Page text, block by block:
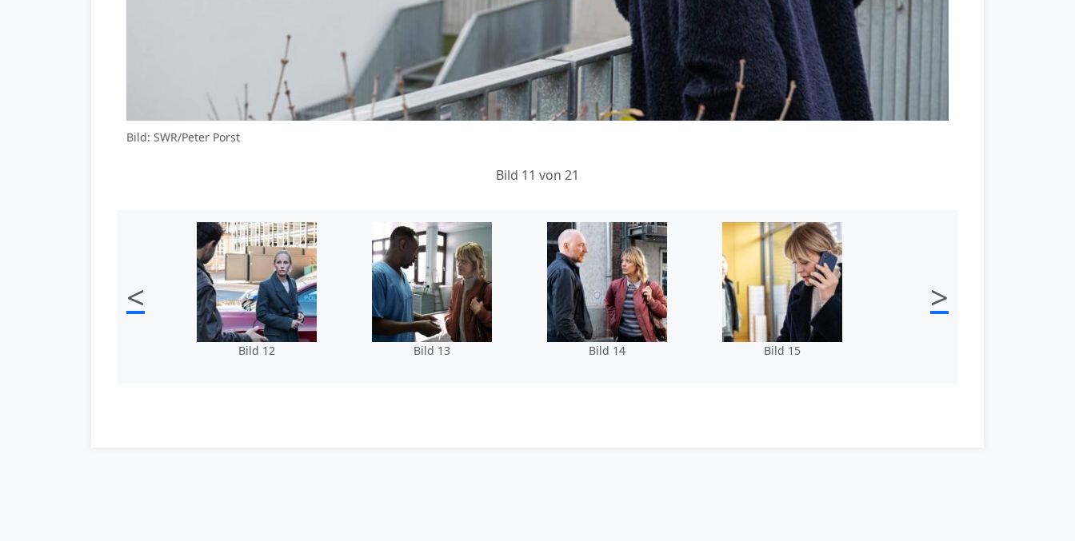
Bild: SWR/Peter Porst
Bild 11 von 21
<
Bild 12 Bild 13 Bild 14 Bild 15
>